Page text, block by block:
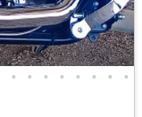
• • • • • • • •